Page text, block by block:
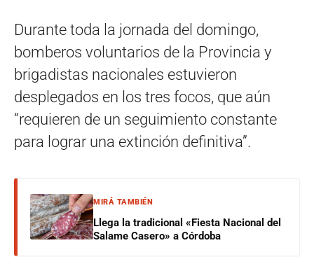
Durante toda la jornada del domingo,
bomberos voluntarios de la Provincia y
brigadistas nacionales estuvieron
desplegados en los tres focos, que aún
“requieren de un seguimiento constante
para lograr una extinción definitiva”.
MIRÁ TAMBIÉN
Llega la tradicional «Fiesta Nacional del
Salame Casero» a Córdoba